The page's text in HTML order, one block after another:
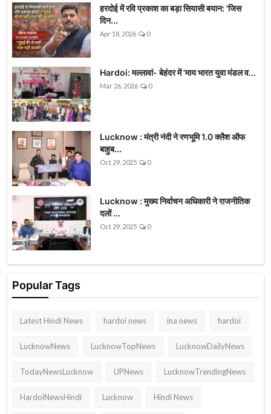
हरदोई में रवि प्रकाश का बड़ा सियासी बयान: 'जिस
दिन...
Apr 18, 2026 0
Hardoi: मल्लावां- बेहंदर में 'माय भारत युवा मंडल व...
Mar 26, 2026 0
Lucknow : मंत्री नंदी ने रणभूमि 1.0 क्लैश ऑफ
बाहुब...
Oct 29, 2025 0
Lucknow : मुख्य निर्वाचन अधिकारी ने राजनीतिक
दलों ...
Oct 29, 2025 0
Popular Tags
Latest Hindi News hardoi news ina news hardoi
LucknowNews LucknowTopNews LucknowDailyNews
TodayNewsLucknow UPNews LucknowTrendingNews
HardoiNewsHindi Lucknow Hindi News